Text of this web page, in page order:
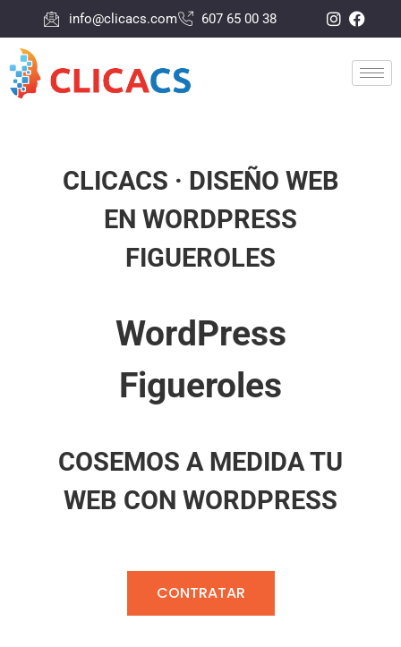
info@clicacs.com 607 65 00 38
CLICACS · DISEÑO WEB
EN WORDPRESS
FIGUEROLES
WordPress
Figueroles
COSEMOS A MEDIDA TU
WEB CON WORDPRESS
CONTRATAR